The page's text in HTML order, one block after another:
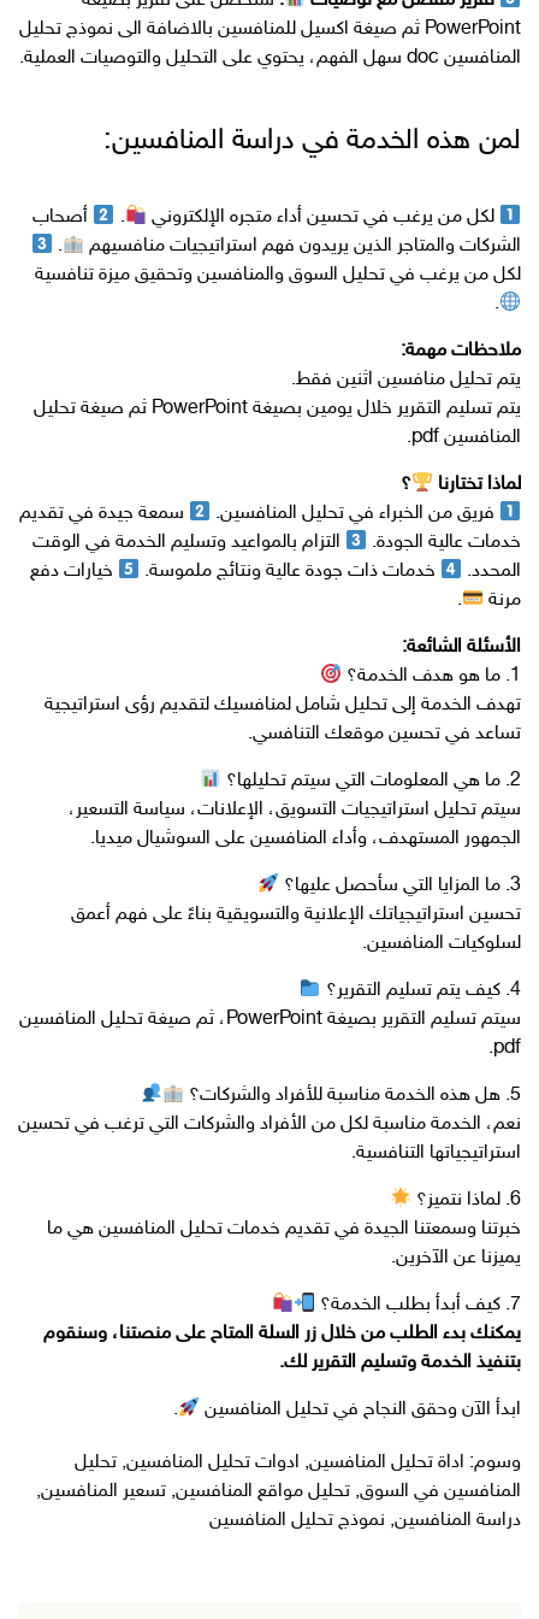
PowerPoint ثم صيغة اكسيل للمنافسين بالاضافة الى نموذج تحليل
المنافسين doc سهل الفهم، يحتوي على التحليل والتوصيات العملية.
لمن هذه الخدمة في دراسة المنافسين:
لكل من يرغب في تحسين أداء متجره الإلكتروني .
أصحاب
الشركات والمتاجر الذين يريدون فهم استراتيجيات منافسيهم
.
لكل من يرغب في تحليل السوق والمنافسين وتحقيق ميزة تنافسية
.
ملاحظات مهمة:
يتم تحليل منافسين اثنين فقط.
يتم تسليم التقرير خلال يومين بصيغة PowerPoint ثم صيغة تحليل
المنافسين pdf.
لماذا تختارنا
؟
فريق من الخبراء في تحليل المنافسين.
سمعة جيدة في تقديم
خدمات عالية الجودة.
التزام بالمواعيد وتسليم الخدمة في الوقت
المحدد.
خدمات ذات جودة عالية ونتائج ملموسة.
خيارات دفع
مرنة
.
الأسئلة الشائعة:
1. ما هو هدف الخدمة؟
تهدف الخدمة إلى تحليل شامل لمنافسيك لتقديم رؤى استراتيجية
تساعد في تحسين موقعك التنافسي.
2. ما هي المعلومات التي سيتم تحليلها؟
سيتم تحليل استراتيجيات التسويق، الإعلانات، سياسة التسعير،
الجمهور المستهدف، وأداء المنافسين على السوشيال ميديا.
3. ما المزايا التي سأحصل عليها؟
تحسين استراتيجياتك الإعلانية والتسويقية بناءً على فهم أعمق
لسلوكيات المنافسين.
4. كيف يتم تسليم التقرير؟
سيتم تسليم التقرير بصيغة PowerPoint، ثم صيغة تحليل المنافسين
pdf.
5. هل هذه الخدمة مناسبة للأفراد والشركات؟
نعم، الخدمة مناسبة لكل من الأفراد والشركات التي ترغب في تحسين
استراتيجياتها التنافسية.
6. لماذا نتميز؟
خبرتنا وسمعتنا الجيدة في تقديم خدمات تحليل المنافسين هي ما
يميزنا عن الآخرين.
7. كيف أبدأ بطلب الخدمة؟
يمكنك بدء الطلب من خلال زر السلة المتاح على منصتنا، وسنقوم
بتنفيذ الخدمة وتسليم التقرير لك.
ابدأ الآن وحقق النجاح في تحليل المنافسين .
وسوم: اداة تحليل المنافسين, ادوات تحليل المنافسين, تحليل
المنافسين في السوق, تحليل مواقع المنافسين, تسعير المنافسين,
دراسة المنافسين, نموذج تحليل المنافسين